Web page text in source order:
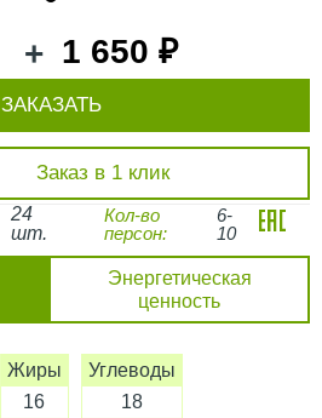
+ 1 650 ₽
Заказ в 1 клик
ЗАКАЗАТЬ
24
шт.
Кол-во
персон:
6-
10
Энергетическая
ценность
Жиры
16
Углеводы
18